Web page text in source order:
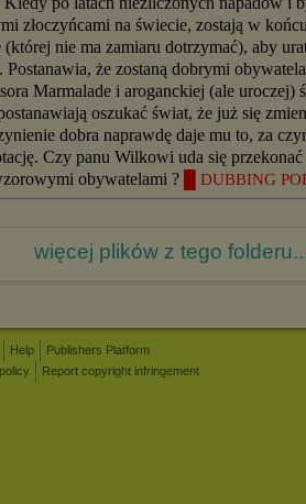
złoczyńcami na świecie, zostają w
nie ma zamiaru dotrzymać), aby
Postanawia, że zostaną dobrymi
Marmalade i aroganckiej (ale uroczej)
oszukać świat, że już się
dobra naprawdę daje mu to, za
Czy panu Wilkowi uda się
obywatelami ?
█ DUBBING
więcej plików z tego
Help
Publishers Platform
Report copyright infringement